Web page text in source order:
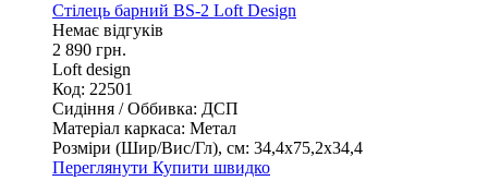
Стілець барний BS-2 Loft Design
Немає відгуків
2 890 грн.
Loft design
Код: 22501
Сидіння / Оббивка: ДСП
Матеріал каркаса: Метал
Розміри (Шир/Вис/Гл), см: 34,4х75,2х34,4
Переглянути Купити швидко